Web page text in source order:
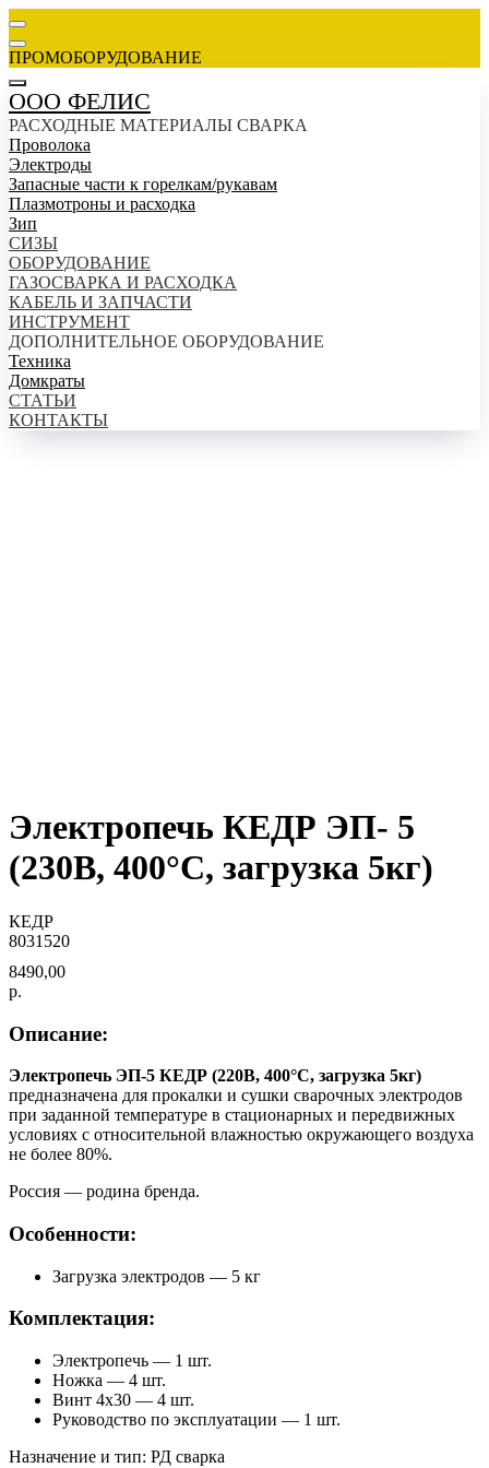
ПРОМОБОРУДОВАНИЕ
ООО ФЕЛИС
РАСХОДНЫЕ МАТЕРИАЛЫ СВАРКА
Проволока
Электроды
Запасные части к горелкам/рукавам
Плазмотроны и расходка
Зип
СИЗЫ
ОБОРУДОВАНИЕ
ГАЗОСВАРКА И РАСХОДКА
КАБЕЛЬ И ЗАПЧАСТИ
ИНСТРУМЕНТ
ДОПОЛНИТЕЛЬНОЕ ОБОРУДОВАНИЕ
Техника
Домкраты
СТАТЬИ
КОНТАКТЫ
Электропечь КЕДР ЭП- 5
(230В, 400°C, загрузка 5кг)
КЕДР
8031520
8490,00
р.
Описание:
Электропечь ЭП-5 КЕДР (220В, 400°C, загрузка 5кг)
предназначена для прокалки и сушки сварочных электродов
при заданной температуре в стационарных и передвижных
условиях с относительной влажностью окружающего воздуха
не более 80%.
Россия — родина бренда.
Особенности:
Загрузка электродов — 5 кг
Комплектация:
Электропечь — 1 шт.
Ножка — 4 шт.
Винт 4х30 — 4 шт.
Руководство по эксплуатации — 1 шт.
Назначение и тип: РД сварка